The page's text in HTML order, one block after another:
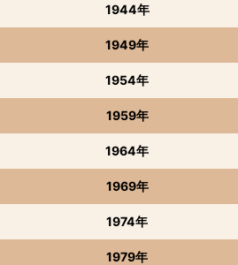
1944年
1949年
1954年
1959年
1964年
1969年
1974年
1979年